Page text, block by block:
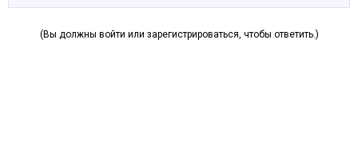
(Вы должны войти или зарегистрироваться, чтобы ответить.)